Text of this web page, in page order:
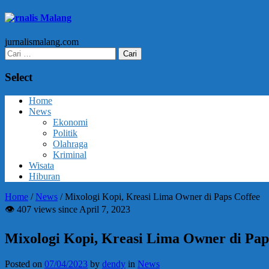
Jurnalis Malang
jurnalismalang.com
Cari
untuk:
Select
Home
News
Ekonomi
Politik
Olahraga
Kriminal
Wisata
Hiburan
Home /News /Mixologi Kopi, Kreasi Lima Owner di Paps Coffee
👁 407 views since April 7, 2023
Mixologi Kopi, Kreasi Lima Owner di
Posted on 07/04/2023 by dendy in News